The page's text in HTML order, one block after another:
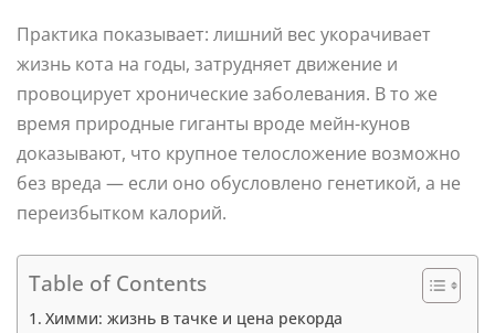
Практика показывает: лишний вес укорачивает
жизнь кота на годы, затрудняет движение и
провоцирует хронические заболевания. В то же
время природные гиганты вроде мейн-кунов
доказывают, что крупное телосложение возможно
без вреда — если оно обусловлено генетикой, а не
переизбытком калорий.
Table of Contents
Химми: жизнь в тачке и цена рекорда